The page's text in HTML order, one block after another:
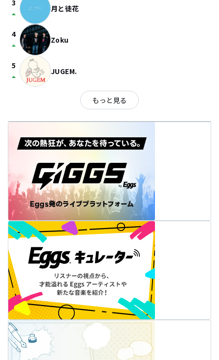
3
arrow_drop_up 月と徒花
4
arrow_drop_up Zoku
5
arrow_drop_up JUGEM.
もっと見る